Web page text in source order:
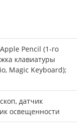
Pencil (1‑го
клавиатуры
Magic Keyboard);
датчик
освещенности